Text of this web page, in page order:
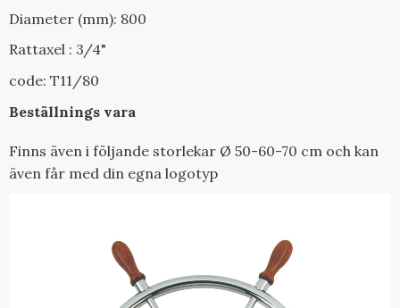
Diameter (mm): 800
Rattaxel : 3/4"
code: T11/80
Beställnings vara
Finns även i följande storlekar Ø 50-60-70 cm och kan
även får med din egna logotyp